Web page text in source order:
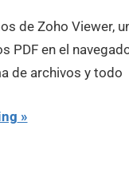
de Zoho Viewer,
PDF en el
de archivos y todo